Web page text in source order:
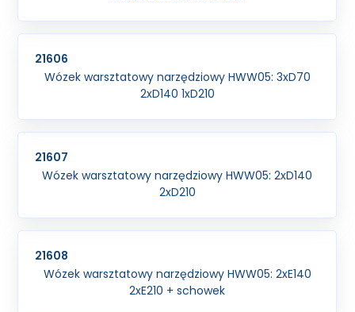
21606
Wózek warsztatowy narzędziowy HWW05: 3xD70
2xD140 1xD210
21607
Wózek warsztatowy narzędziowy HWW05: 2xD140
2xD210
21608
Wózek warsztatowy narzędziowy HWW05: 2xE140
2xE210 + schowek